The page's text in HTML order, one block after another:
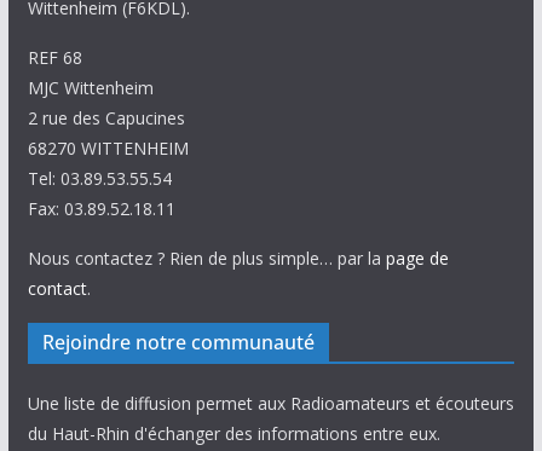
Wittenheim (F6KDL).
REF 68
MJC Wittenheim
2 rue des Capucines
68270 WITTENHEIM
Tel: 03.89.53.55.54
Fax: 03.89.52.18.11
Nous contactez ? Rien de plus simple… par la page de
contact.
Rejoindre notre communauté
Une liste de diffusion permet aux Radioamateurs et écouteurs
du Haut-Rhin d'échanger des informations entre eux.